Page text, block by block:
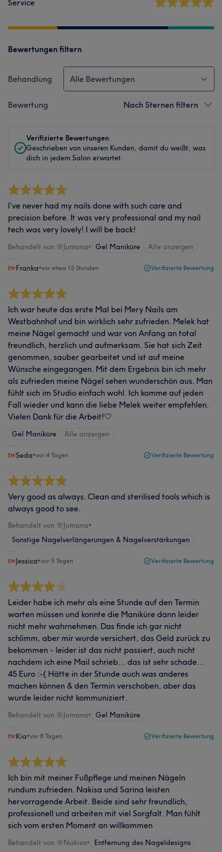
Service
Bewertungen filtern
Behandlung Alle Bewertungen
Bewertung Nach Sternen filtern
Verifizierte Bewertungen
Geschrieben von unseren Kunden, damit du weißt, was
dich in jedem Salon erwartet.
I’ve never had my nails done with such care and
precision before. It was very professional and my nail
tech was very lovely! I will be back!
Behandelt von 🌸Jumana• Gel Maniküre Alle anzeigen
Franka•vor etwa 15 Stunden Verifizierte Bewertung
Ich war heute das erste Mal bei Mery Nails am
Westbahnhof und bin wirklich sehr zufrieden. Melek hat
meine Nägel gemacht und war von Anfang an total
freundlich, herzlich und aufmerksam. Sie hat sich Zeit
genommen, sauber gearbeitet und ist auf meine
Wünsche eingegangen. Mit dem Ergebnis bin ich mehr
als zufrieden meine Nägel sehen wunderschön aus. Man
fühlt sich im Studio einfach wohl. Ich komme auf jeden
Fall wieder und kann die liebe Melek weiter empfehlen.
Vielen Dank für die Arbeit!🤍
Gel Maniküre Alle anzeigen
Seda•vor 4 Tagen Verifizierte Bewertung
Very good as always. Clean and sterilised tools which is
always good to see.
Behandelt von 🌸Jumana•
Sonstige Nagelverlängerungen & Nagelverstärkungen
Jessica•vor 5 Tagen Verifizierte Bewertung
Leider habe ich mehr als eine Stunde auf den Termin
warten müssen und konnte die Maniküre dann leider
nicht mehr wahrnehmen. Das finde ich gar nicht
schlimm, aber mir wurde versichert, das Geld zurück zu
bekommen - leider ist das nicht passiert, auch nicht
nachdem ich eine Mail schrieb… das ist sehr schade…
45 Euro :-( Hätte in der Stunde auch was anderes
machen können & den Termin verschoben, aber das
wurde leider nicht kommuniziert.
Behandelt von 🌸Jumana• Gel Maniküre
Kia•vor 8 Tagen Verifizierte Bewertung
Ich bin mit meiner Fußpflege und meinen Nägeln
rundum zufrieden. Nakisa und Sarina leisten
hervorragende Arbeit. Beide sind sehr freundlich,
professionell und arbeiten mit viel Sorgfalt. Man fühlt
sich vom ersten Moment an willkommen
Behandelt von 🌸Nakisa• Entfernung des Nageldesigns